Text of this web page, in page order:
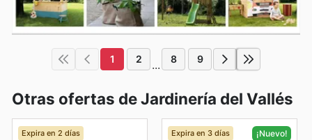
1 2 ... 8 9
Otras ofertas de Jardinería del Vallés
Expira en 2 días Expira en 3 días ¡Nuevo!